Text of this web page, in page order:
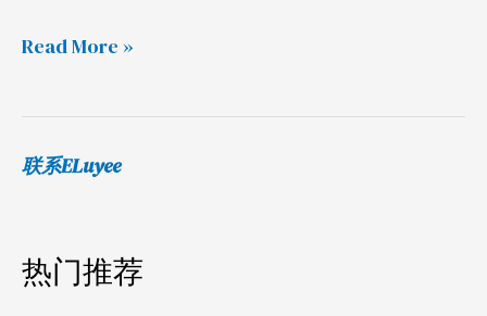
Read More »
联系ELuyee
热门推荐